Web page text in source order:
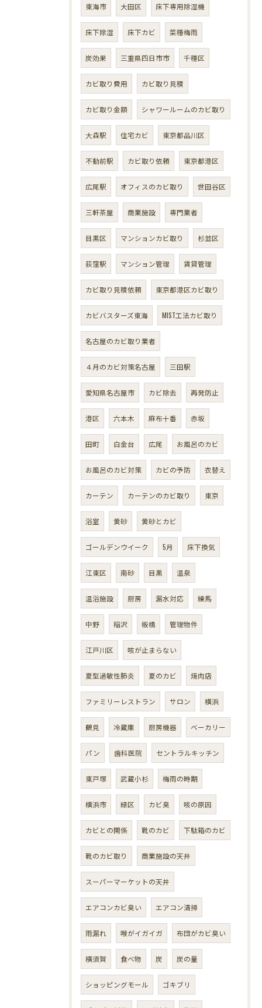
東海市 大田区 床下専用除湿機
床下除湿 床下カビ 菜種梅雨
炭効果 三重県四日市市 千種区
カビ取り費用 カビ取り見積
カビ取り金額 シャワールームのカビ取り
大森駅 住宅カビ 東京都品川区
不動前駅 カビ取り依頼 東京都港区
広尾駅 オフィスのカビ取り 世田谷区
三軒茶屋 商業施設 専門業者
目黒区 マンションカビ取り 杉並区
荻窪駅 マンション管理 賃貸管理
カビ取り見積依頼 東京都港区カビ取り
カビバスターズ東海 MIST工法カビ取り
名古屋のカビ取り業者
４月のカビ対策名古屋 三田駅
愛知県名古屋市 カビ除去 再発防止
港区 六本木 麻布十番 赤坂
田町 白金台 広尾 お風呂のカビ
お風呂のカビ対策 カビの予防 衣替え
カーテン カーテンのカビ取り 東京
浴室 黄砂 黄砂とカビ
ゴールデンウイーク 5月 床下換気
江東区 南砂 目黒 温泉
温浴施設 厨房 漏水対応 練馬
中野 稲沢 板橋 管理物件
江戸川区 咳が止まらない
夏型過敏性肺炎 夏のカビ 焼肉店
ファミリーレストラン サロン 横浜
鶴見 冷蔵庫 厨房機器 ベーカリー
パン 歯科医院 セントラルキッチン
東戸塚 武蔵小杉 梅雨の時期
横浜市 緑区 カビ臭 咳の原因
カビとの関係 靴のカビ 下駄箱のカビ
靴のカビ取り 商業施設の天井
スーパーマーケットの天井
エアコンカビ臭い エアコン清掃
雨漏れ 喉がイガイガ 布団がカビ臭い
横須賀 食べ物 炭 炭の量
ショッピングモール ゴキブリ